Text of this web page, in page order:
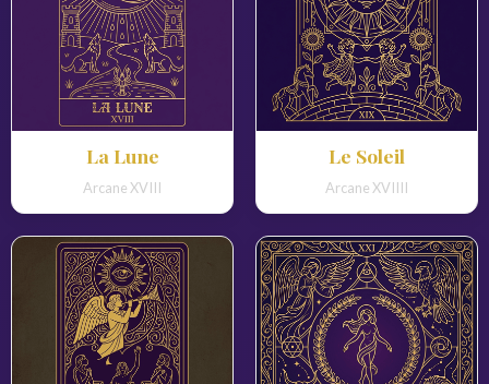
La Lune
Arcane XVIII
Le Soleil
Arcane XVIIII